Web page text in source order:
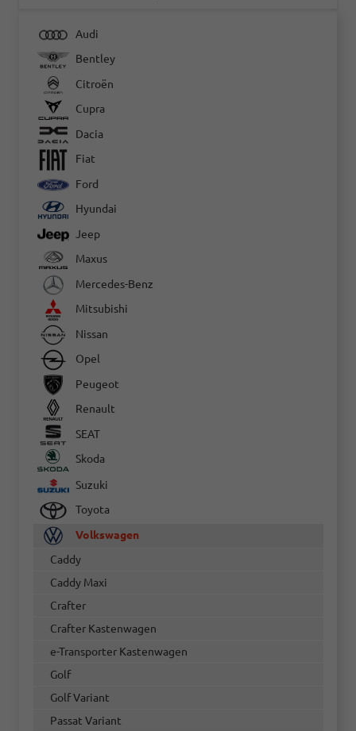
Audi
Bentley
Citroën
Cupra
Dacia
Fiat
Ford
Hyundai
Jeep
Maxus
Mercedes-Benz
Mitsubishi
Nissan
Opel
Peugeot
Renault
SEAT
Skoda
Suzuki
Toyota
Volkswagen
Caddy
Caddy Maxi
Crafter
Crafter Kastenwagen
e-Transporter Kastenwagen
Golf
Golf Variant
Passat Variant